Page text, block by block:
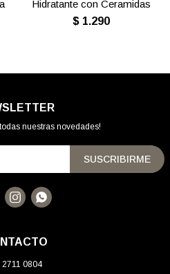
Hidratante con Ceramidas
$ 1.290
2711 0804
nuestras novedades!
SUSCRIBIRME
 